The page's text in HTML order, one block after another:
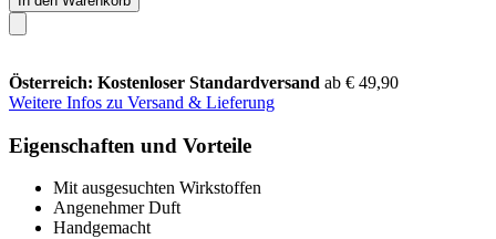
Österreich: Kostenloser Standardversand ab € 49,90
Weitere Infos zu Versand & Lieferung
Eigenschaften und Vorteile
Mit ausgesuchten Wirkstoffen
Angenehmer Duft
Handgemacht